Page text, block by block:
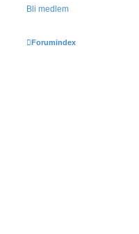
Bli medlem
Forumindex